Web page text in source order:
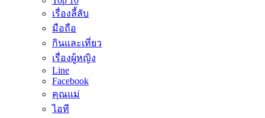
เรื่องลี้ลับ
มือถือ
กินและเที่ยว
เรื่องผู้หญิง
Line
Facebook
คุณแม่
ไอที